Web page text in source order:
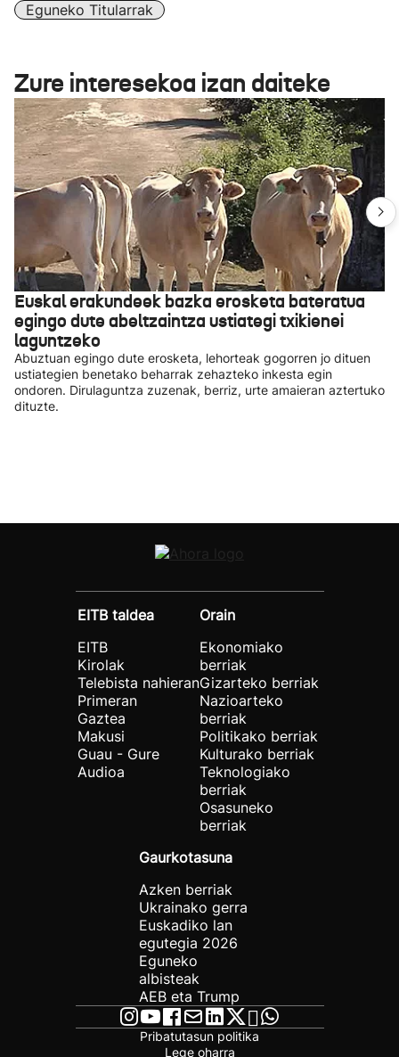
Eguneko Titularrak
Zure interesekoa izan daiteke
Euskal erakundeek bazka erosketa bateratua
egingo dute abeltzaintza ustiategi txikienei
laguntzeko
Abuztuan egingo dute erosketa, lehorteak gogorren jo dituen
ustiategien benetako beharrak zehazteko inkesta egin
ondoren. Dirulaguntza zuzenak, berriz, urte amaieran aztertuko
dituzte.
EITB taldea
EITB
Kirolak
Telebista nahieran
Primeran
Gaztea
Makusi
Guau - Gure
Audioa
Orain
Ekonomiako
berriak
Gizarteko berriak
Nazioarteko
berriak
Politikako berriak
Kulturako berriak
Teknologiako
berriak
Osasuneko
berriak
Gaurkotasuna
Azken berriak
Ukrainako gerra
Euskadiko lan
egutegia 2026
Eguneko
albisteak
AEB eta Trump
Pribatutasun politika
Lege oharra